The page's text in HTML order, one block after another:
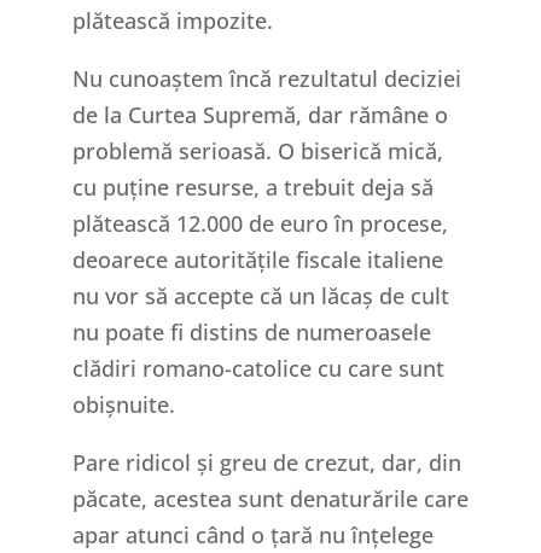
plătească impozite.
Nu cunoaștem încă rezultatul deciziei
de la Curtea Supremă, dar rămâne o
problemă serioasă. O biserică mică,
cu puține resurse, a trebuit deja să
plătească 12.000 de euro în procese,
deoarece autoritățile fiscale italiene
nu vor să accepte că un lăcaș de cult
nu poate fi distins de numeroasele
clădiri romano-catolice cu care sunt
obișnuite.
Pare ridicol și greu de crezut, dar, din
păcate, acestea sunt denaturările care
apar atunci când o țară nu înțelege